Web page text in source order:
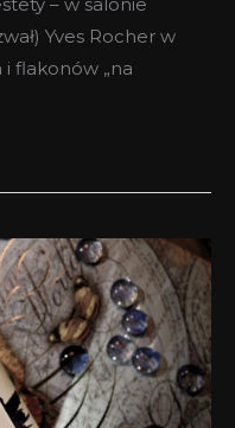
Yves Rocher w
flakonów „na